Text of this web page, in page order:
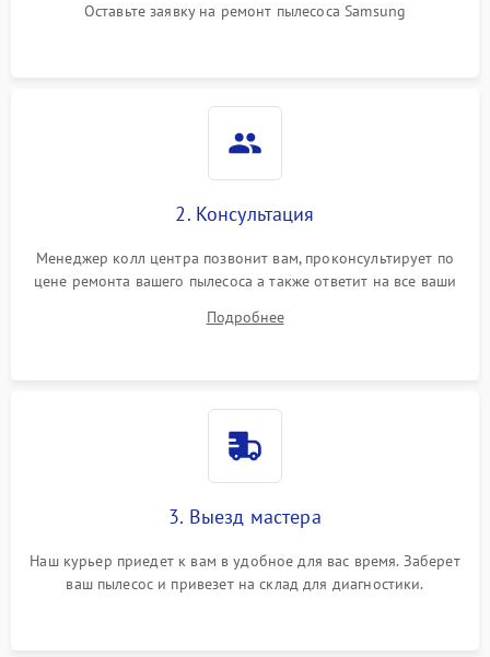
Оставьте заявку на ремонт пылесоса Samsung
2. Консультация
Менеджер колл центра позвонит вам, проконсультирует по
цене ремонта вашего пылесоса а также ответит на все ваши
Подробнее
3. Выезд мастера
Наш курьер приедет к вам в удобное для вас время. Заберет
ваш пылесос и привезет на склад для диагностики.